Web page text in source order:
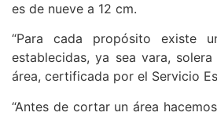
es de nueve a 12 cm.
“Para cada propósito existe
establecidas, ya sea vara,
área, certificada por el Servicio
“Antes de cortar un área